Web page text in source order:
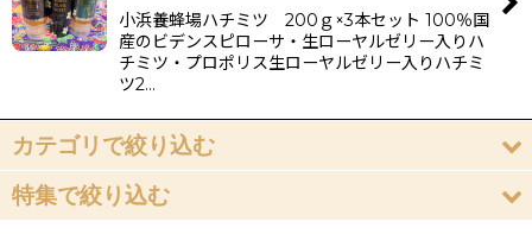
小浜養蜂場ハチミツ 200ｇ×3本セット 100％国
産のビデンスピローサ・生ローヤルゼリー入りハ
チミツ・プロポリス生ローヤルゼリー入りハチミ
ツ2…
カテゴリで絞り込む
全島エイサー・エイサーキャラグッズ
特集で絞り込む